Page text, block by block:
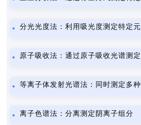
分光光度法：利用吸光度测定特定
原子吸收法：通过原子吸收光谱测
等离子体发射光谱法：同时测定多
离子色谱法：分离测定阴离子组分